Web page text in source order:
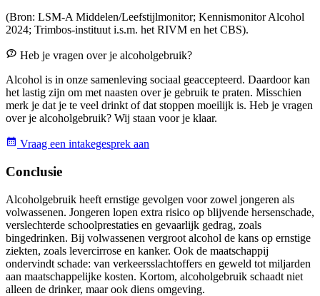
(Bron: LSM-A Middelen/Leefstijlmonitor; Kennismonitor Alcohol
2024; Trimbos-instituut i.s.m. het RIVM en het CBS).
Heb je vragen over je alcoholgebruik?
Alcohol is in onze samenleving sociaal geaccepteerd. Daardoor kan
het lastig zijn om met naasten over je gebruik te praten. Misschien
merk je dat je te veel drinkt of dat stoppen moeilijk is. Heb je vragen
over je alcoholgebruik? Wij staan voor je klaar.
Vraag een intakegesprek aan
Conclusie
Alcoholgebruik heeft ernstige gevolgen voor zowel jongeren als
volwassenen. Jongeren lopen extra risico op blijvende hersenschade,
verslechterde schoolprestaties en gevaarlijk gedrag, zoals
bingedrinken. Bij volwassenen vergroot alcohol de kans op ernstige
ziekten, zoals levercirrose en kanker. Ook de maatschappij
ondervindt schade: van verkeersslachtoffers en geweld tot miljarden
aan maatschappelijke kosten. Kortom, alcoholgebruik schaadt niet
alleen de drinker, maar ook diens omgeving.